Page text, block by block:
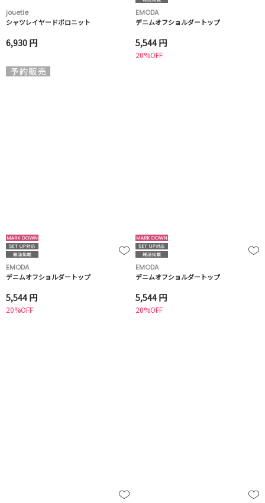
jouetie
シャツレイヤードポロニット
6,930 円
EMODA
デニムオフショルダートップ
5,544 円
20%OFF
EMODA
デニムオフショルダートップ
5,544 円
20%OFF
EMODA
デニムオフショルダートップ
5,544 円
20%OFF